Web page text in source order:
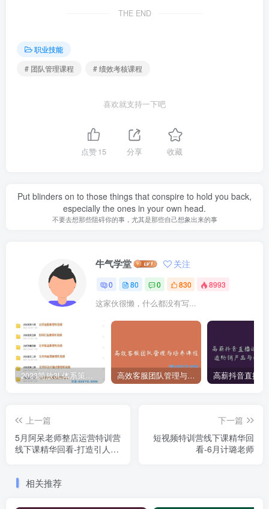
THE END
职业技能
# 团队管理课程
# 绩效考核课程
喜欢就支持一下吧
点赞15 分享 收藏
Put blinders on to those things that conspire to hold you back,
especially the ones in your own head.
不要去想那些阻碍你的事，尤其是那些自己想象出来的事
牛气学堂 关注
0 80 0 830 8993
这家伙很懒，什么都没有写...
2023简放3L体系策略实战课堂全套课程学习视频资源-附赠每期直播实时更新往期 高效客服团队管理与培养课程
上一篇
5月阿呆老师整店运营特训营
线下课精华回看-打造引人注
下一篇
短视频特训营线下课精华回
看-6月计璐老师
相关推荐